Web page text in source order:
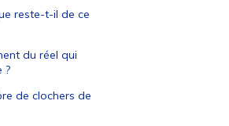
reste-t-il de ce
du réel qui
?
de clochers de